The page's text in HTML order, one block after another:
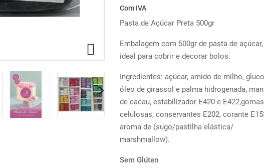

Com IVA
Pasta de Açúcar Preta 500gr
Embalagem com 500gr de pasta de açúcar,
ideal para cobrir e decorar bolos.
Ingredientes: açúcar, amido de milho,
óleo de girassol e palma hidrogenada,
de cacau, estabilizador E420 e E422,gomas
celulosas, conservantes E202, corante
aroma de (sugo/pastilha elástica/
marshmallow).
Sem Glúten